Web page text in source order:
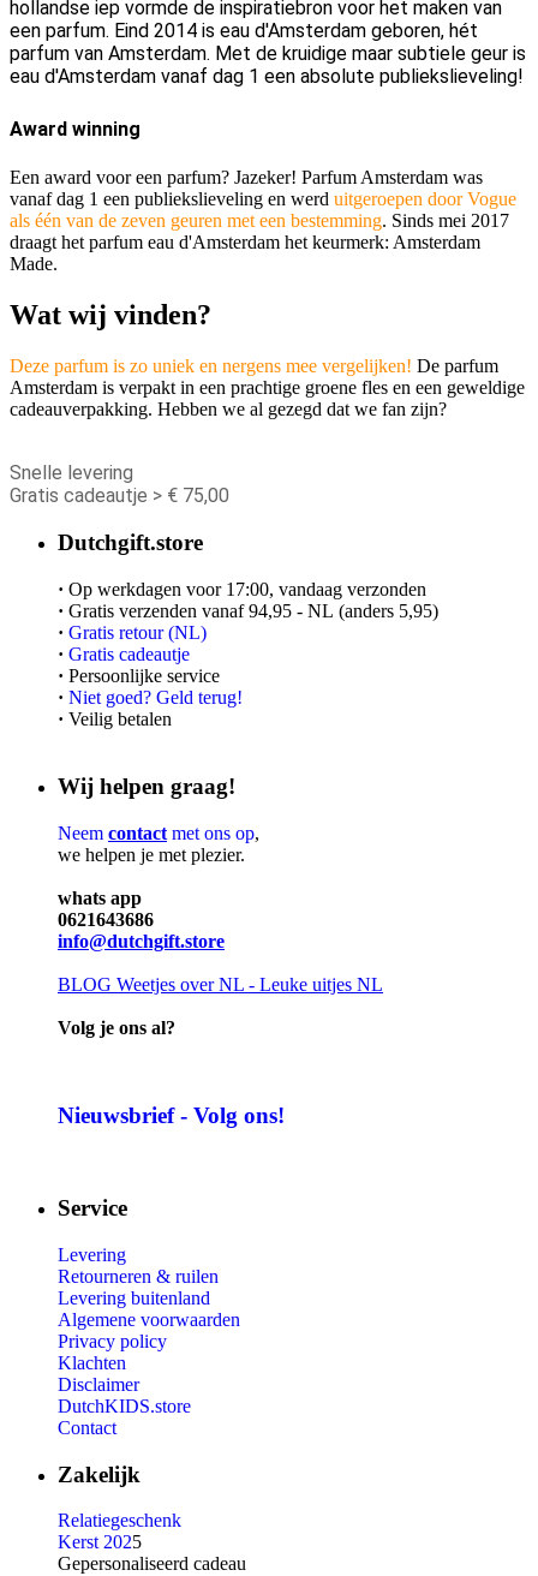
hollandse iep vormde de inspiratiebron voor het maken van
een parfum. Eind 2014 is eau d'Amsterdam geboren, hét
parfum van Amsterdam. Met de kruidige maar subtiele geur is
eau d'Amsterdam vanaf dag 1 een absolute publiekslieveling!
Award winning
Een award voor een parfum? Jazeker! Parfum Amsterdam was
vanaf dag 1 een publiekslieveling en werd uitgeroepen door Vogue
als één van de zeven geuren met een bestemming. Sinds mei 2017
draagt het parfum eau d'Amsterdam het keurmerk: Amsterdam
Made.
Wat wij vinden?
Deze parfum is zo uniek en nergens mee vergelijken! De parfum
Amsterdam is verpakt in een prachtige groene fles en een geweldige
cadeauverpakking. Hebben we al gezegd dat we fan zijn?
Snelle levering
Gratis cadeautje > € 75,00
Dutchgift.store
· Op werkdagen voor 17:00, vandaag verzonden
· Gratis verzenden vanaf 94,95 - NL (anders 5,95)
· Gratis retour (NL)
· Gratis cadeautje
· Persoonlijke service
· Niet goed? Geld terug!
· Veilig betalen
Wij helpen graag!
Neem contact met ons op,
we helpen je met plezier.
whats app
0621643686
info@dutchgift.store
BLOG Weetjes over NL - Leuke uitjes NL
Volg je ons al?
Nieuwsbrief - Volg ons!
Service
Levering
Retourneren & ruilen
Levering buitenland
Algemene voorwaarden
Privacy policy
Klachten
Disclaimer
DutchKIDS.store
Contact
Zakelijk
Relatiegeschenk
Kerst 2025
Gepersonaliseerd cadeau